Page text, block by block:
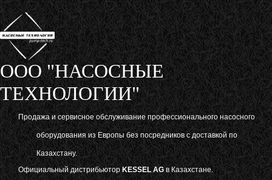
ООО "НАСОСНЫЕ
ТЕХНОЛОГИИ"
Продажа и сервисное обслуживание профессионального насосного
оборудования из Европы без посредников с доставкой по
Казахстану.
Официальный дистрибьюторKESSEL AG в Казахстане.